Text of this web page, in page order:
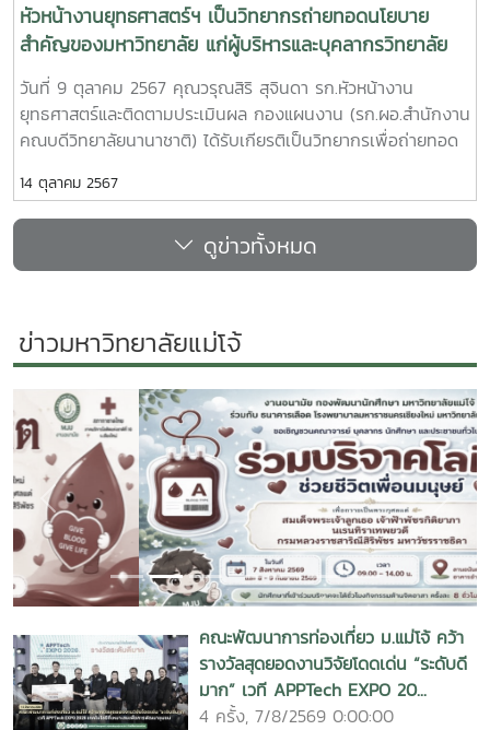
หัวหน้างานยุทธศาสตร์ฯ เป็นวิทยากรถ่ายทอดนโยบาย
สำคัญของมหาวิทยาลัย แก่ผู้บริหารและบุคลากรวิทยาลัย
พลังงานทดแทน
วันที่ 9 ตุลาคม 2567 คุณวรุณสิริ สุจินดา รก.หัวหน้างาน
ยุทธศาสตร์และติดตามประเมินผล กองแผนงาน (รก.ผอ.สำนักงาน
คณบดีวิทยาลัยนานาชาติ) ได้รับเกียรติเป็นวิทยากรเพื่อถ่ายทอด
มหาวิทยาลัย ประจำปีงบประมาณ พ.ศ. 2568 แก่ผู้บริหารและ
บุคลากรวิทยาลัยพลังงานทดแทน
14 ตุลาคม 2567
ดูข่าวทั้งหมด
ข่าวมหาวิทยาลัยแม่โจ้
Previous Next
คณะพัฒนาการท่องเที่ยว ม.แม่โจ้ คว้า
รางวัลสุดยอดงานวิจัยโดดเด่น “ระดับดี
มาก” เวที APPTech EXPO 20...
4 ครั้ง, 7/8/2569 0:00:00